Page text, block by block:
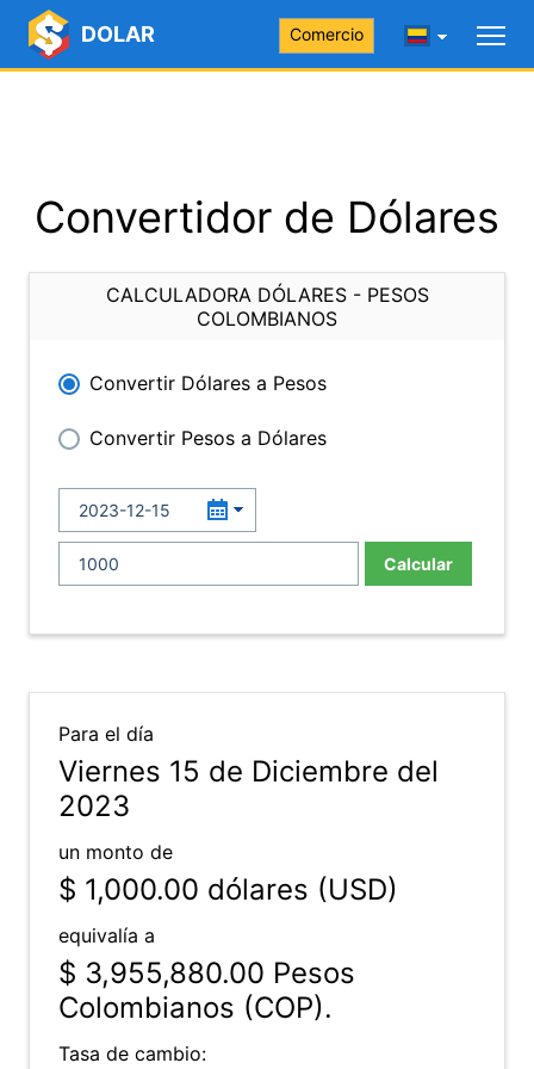
DOLAR Comercio
Convertidor de Dólares
CALCULADORA DÓLARES - PESOS
COLOMBIANOS
Convertir Dólares a Pesos
Convertir Pesos a Dólares
Calcular
Para el día
Viernes 15 de Diciembre del
2023
un monto de
$ 1,000.00 dólares (USD)
equivalía a
$ 3,955,880.00 Pesos
Colombianos (COP).
Tasa de cambio: